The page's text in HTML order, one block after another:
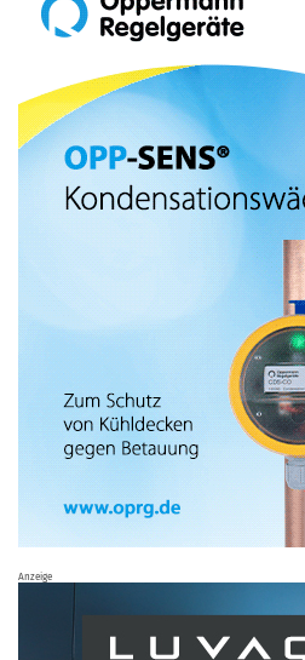
Anzeige